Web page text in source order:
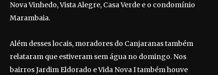
Nova Vinhedo, Vista Alegre, Casa Verde e o condomínio
Marambaia.
Além desses locais, moradores do Canjaranas também
relataram que estiveram sem água no domingo. Nos
bairros Jardim Eldorado e Vida Nova I também houve